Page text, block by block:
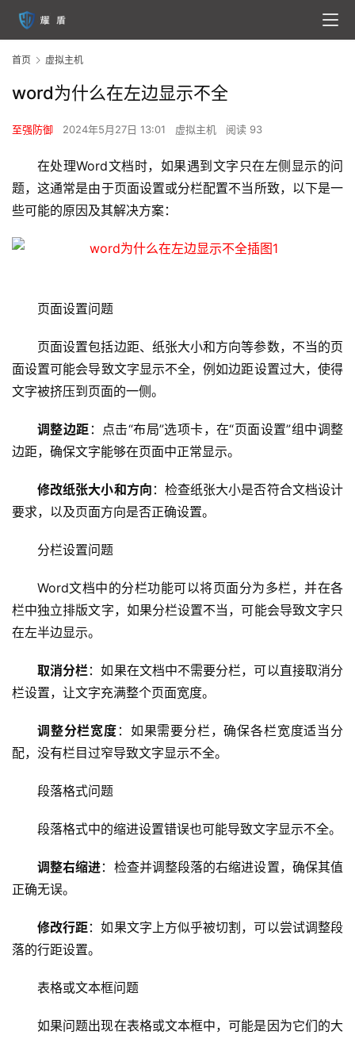
器
拟
首页 虚拟主机
word为什么在左边显示不全
至强防御 2024年5月27日 13:01 虚拟主机 阅读 93
在处理Word文档时，如果遇到文字只在左侧显示的问
题，这通常是由于页面设置或分栏配置不当所致，以下是一
些可能的原因及其解决方案：
页面设置问题
页面设置包括边距、纸张大小和方向等参数，不当的页
面设置可能会导致文字显示不全，例如边距设置过大，使得
文字被挤压到页面的一侧。
调整边距 ：点击“布局”选项卡，在“页面设置”组中调整
边距，确保文字能够在页面中正常显示。
修改纸张大小和方向 ：检查纸张大小是否符合文档设计
要求，以及页面方向是否正确设置。
分栏设置问题
Word文档中的分栏功能可以将页面分为多栏，并在各
栏中独立排版文字，如果分栏设置不当，可能会导致文字只
在左半边显示。
取消分栏：如果在文档中不需要分栏，可以直接取消分
栏设置，让文字充满整个页面宽度。
调整分栏宽度 ：如果需要分栏，确保各栏宽度适当分
配，没有栏目过窄导致文字显示不全。
段落格式问题
段落格式中的缩进设置错误也可能导致文字显示不全。
调整右缩进：检查并调整段落的右缩进设置，确保其值
正确无误。
修改行距：如果文字上方似乎被切割，可以尝试调整段
落的行距设置。
表格或文本框问题
如果问题出现在表格或文本框中，可能是因为它们的大